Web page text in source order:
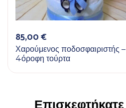
85,00€
Χαρούμενος ποδοσφαιριστής –
4όροφη τούρτα